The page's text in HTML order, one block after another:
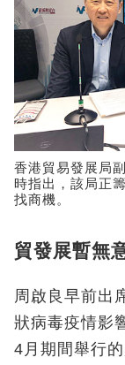
香港貿易發展局
時指出，該局正
找商機。
貿發展暫無
周啟良早前出
狀病毒疫情影
4月期間舉行